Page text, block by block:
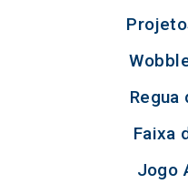
Regua
Faixa
Jogo